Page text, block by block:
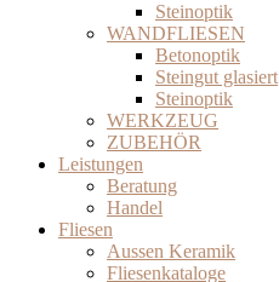
Steinoptik
WANDFLIESEN
Betonoptik
Steingut glasiert
Steinoptik
WERKZEUG
ZUBEHÖR
Leistungen
Beratung
Handel
Fliesen
Aussen Keramik
Fliesenkataloge